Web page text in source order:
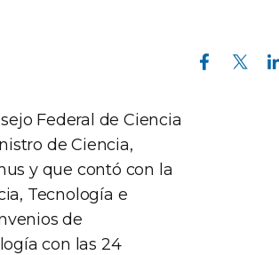
Compartir en Facebook Compartir en Twitter Compartir en Linkedin
Federal de Ciencia
de Ciencia,
y que contó con la
Tecnología e
de
con las 24